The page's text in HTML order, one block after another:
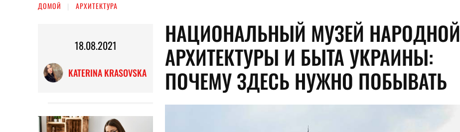
ДОМОЙ АРХИТЕКТУРА
18.08.2021
KATERINA KRASOVSKA
НАЦИОНАЛЬНЫЙ МУЗЕЙ НАРОДНОЙ
АРХИТЕКТУРЫ И БЫТА УКРАИНЫ:
ПОЧЕМУ ЗДЕСЬ НУЖНО ПОБЫВАТЬ